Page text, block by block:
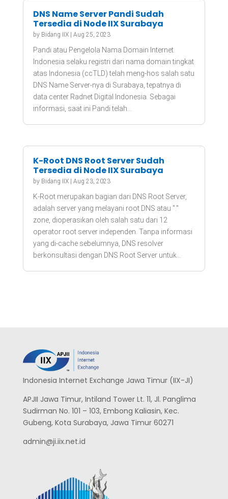
DNS Name Server Pandi Sudah
Tersedia di Node IIX Surabaya
by Bidang IIX| Aug 25, 2023
Pandi atau Pengelola Nama Domain Internet
Indonesia selaku registri dari nama domain tingkat
atas Indonesia (ccTLD) telah meng-hos salah satu
DNS Name Server-nya di Surabaya, tepatnya di
data center Radnet Digital Indonesia. Sebagai
informasi, saat ini Pandi telah...
K-Root DNS Root Server Sudah
Tersedia di Node IIX Surabaya
by Bidang IIX| Aug 23, 2023
K-Root merupakan bagian dari DNS Root Server,
adalah server yang melayani root DNS atau "."
zone, dioperasikan oleh salah satu dari 12
operator root server independen. Tanpa informasi
yang di-cache sebelumnya, DNS resolver
berkonsultasi dengan DNS Root Server untuk...
Indonesia Internet Exchange Jawa Timur (IIX-JI)
APJII Jawa Timur, Intiland Tower Lt. 11, Jl. Panglima
Sudirman No. 101 – 103, Embong Kaliasin, Kec.
Gubeng, Kota Surabaya, Jawa Timur 60271
admin@ji.iix.net.id